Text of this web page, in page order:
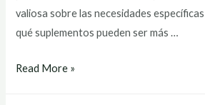
valiosa sobre las necesidades
qué suplementos pueden ser más …
catosal
Read More »